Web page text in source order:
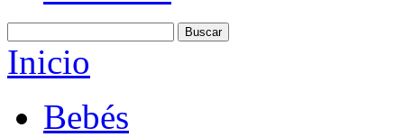
Inicio
Bebés